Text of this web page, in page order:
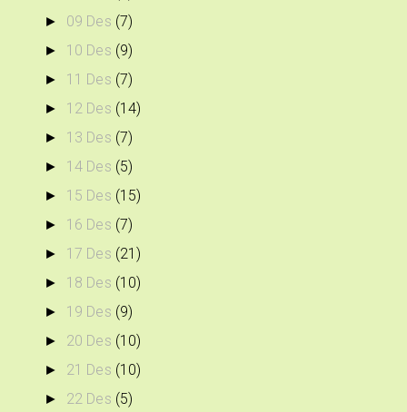
► 09 Des (7)
► 10 Des (9)
► 11 Des (7)
► 12 Des (14)
► 13 Des (7)
► 14 Des (5)
► 15 Des (15)
► 16 Des (7)
► 17 Des (21)
► 18 Des (10)
► 19 Des (9)
► 20 Des (10)
► 21 Des (10)
► 22 Des (5)